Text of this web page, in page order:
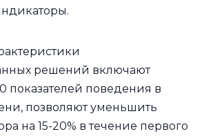
решений включают
показателей поведения в
позволяют уменьшить
на 15-20% в течение первого